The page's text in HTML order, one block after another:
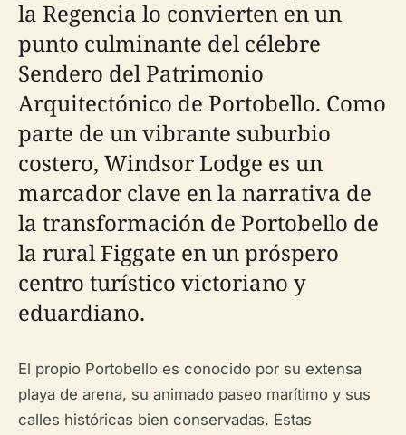
la Regencia lo convierten en un
punto culminante del célebre
Sendero del Patrimonio
Arquitectónico de Portobello. Como
parte de un vibrante suburbio
costero, Windsor Lodge es un
marcador clave en la narrativa de
la transformación de Portobello de
la rural Figgate en un próspero
centro turístico victoriano y
eduardiano.
El propio Portobello es conocido por su extensa
playa de arena, su animado paseo marítimo y sus
calles históricas bien conservadas. Estas